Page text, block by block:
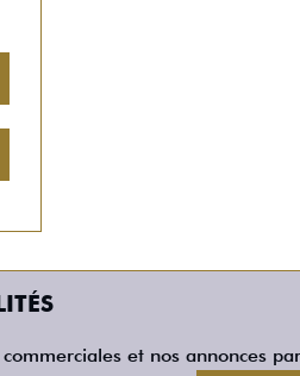
et nos annonces